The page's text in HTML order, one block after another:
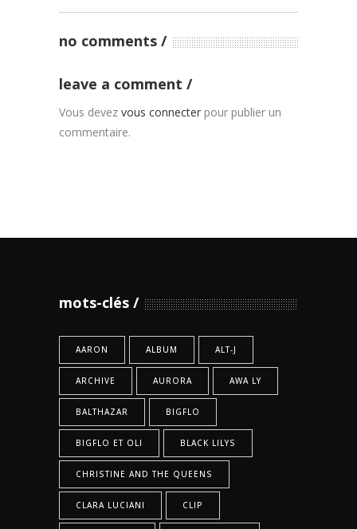
no comments
leave a comment
Vous devez vous connecter pour publier un
commentaire.
mots-clés
AARON ALBUM ALT-J
ARCHIVE AURORA AWA LY
BALTHAZAR BIGFLO
BIGFLO ET OLI BLACK LILYS
CHRISTINE AND THE QUEENS
CLARA LUCIANI CLIP